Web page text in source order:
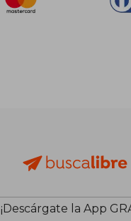
$ 230.63
¡Descárgate la App